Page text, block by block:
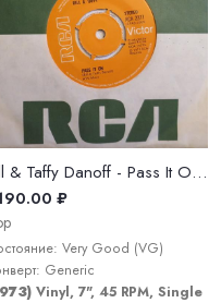
Bill & Taffy Danoff - Pass It On / Didn't I Try
₽
Very Good (VG)
Generic
Vinyl, 7", 45 RPM, Single